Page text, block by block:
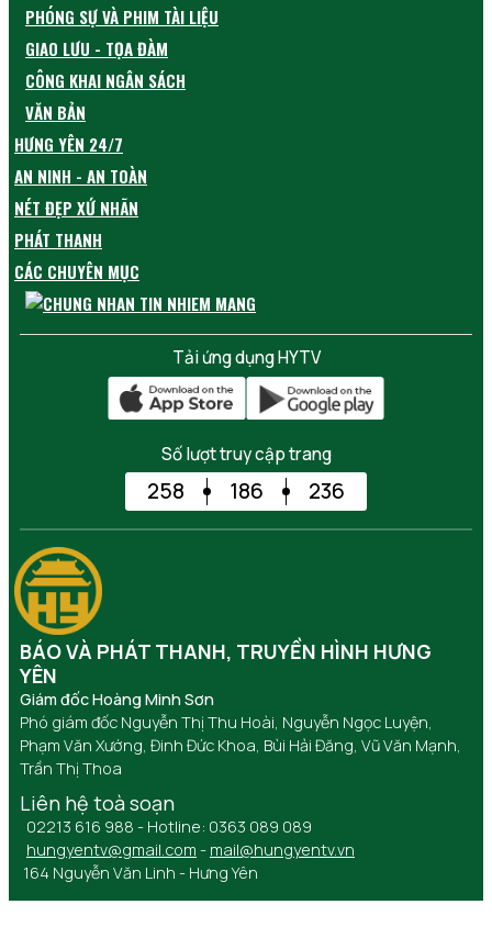
PHÓNG SỰ VÀ PHIM TÀI LIỆU
GIAO LƯU - TỌA ĐÀM
CÔNG KHAI NGÂN SÁCH
VĂN BẢN
HƯNG YÊN 24/7
AN NINH - AN TOÀN
NÉT ĐẸP XỨ NHÃN
PHÁT THANH
CÁC CHUYÊN MỤC
Tải ứng dụng HYTV
Số lượt truy cập trang
258 186 236
BÁO VÀ PHÁT THANH, TRUYỀN HÌNH HƯNG
YÊN
Giám đốc Hoàng Minh Sơn
Phó giám đốc Nguyễn Thị Thu Hoài, Nguyễn Ngọc Luyện,
Phạm Văn Xướng, Đinh Đức Khoa, Bùi Hải Đăng, Vũ Văn Mạnh,
Trần Thị Thoa
Liên hệ toà soạn
02213 616 988 - Hotline: 0363 089 089
hungyentv@gmail.com - mail@hungyentv.vn
164 Nguyễn Văn Linh - Hưng Yên